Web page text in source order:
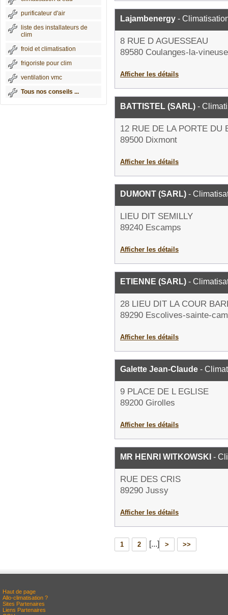
purificateur d'air
liste des installateurs de
clim
froid et climatisation
frigoriste pour clim
ventilation vmc
Tous nos conseils ...
Lajambenergy -
8 RUE D AGUESSEAU
89580 Coulanges-la-vineuse
Afficher les détails
BATTISTEL (SARL) -
12 RUE DE LA PORTE DU
89500 Dixmont
Afficher les détails
DUMONT (SARL) -
LIEU DIT SEMILLY
89240 Escamps
Afficher les détails
ETIENNE (SARL) -
28 LIEU DIT LA COUR
89290 Escolives-sainte-
Afficher les détails
Galette Jean-Claude -
9 PLACE DE L EGLISE
89200 Girolles
Afficher les détails
MR HENRI WITKOWSKI -
RUE DES CRIS
89290 Jussy
Afficher les détails
1 2 [...] > >>
Haut de page
Allo-climatisation ?
Sites Partenaires
Liens Partenaires